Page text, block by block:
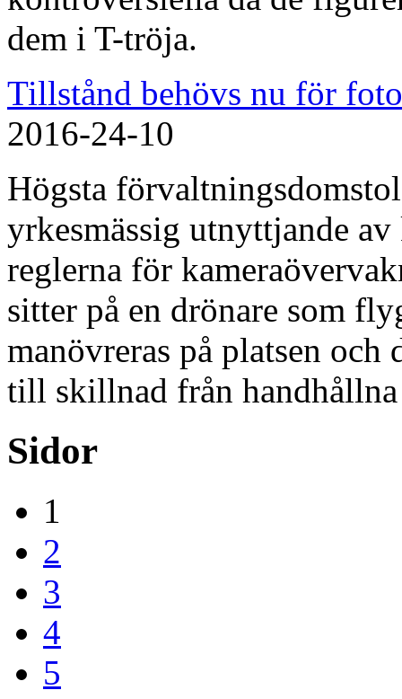
dem i T-tröja.
Tillstånd behövs nu för
2016-24-10
Högsta
yrkesmässig utnyttjande
reglerna för
sitter på en drönare som
manövreras på platsen och
till skillnad från
Sidor
1
2
3
4
5